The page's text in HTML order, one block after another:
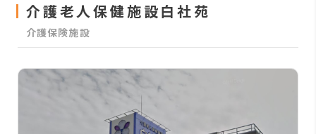
介護老人保健施設白社苑
介護保険施設